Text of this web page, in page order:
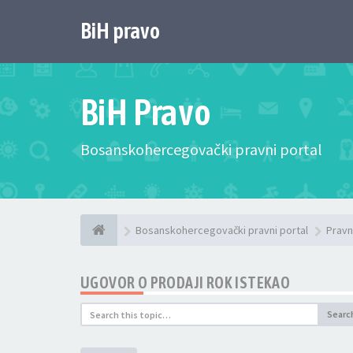
BiH pravo
BiH Pravo
Bosanskohercegovački pravni portal
Bosanskohercegovački pravni portal
UGOVOR O PRODAJI ROK ISTEKAO